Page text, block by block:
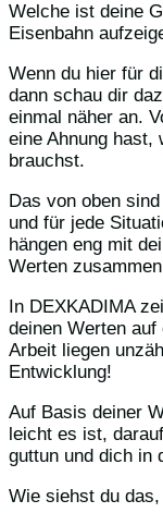
Welche ist deine
Eisenbahn
Wenn du hier für
dann schau dir
einmal näher an.
eine Ahnung hast,
brauchst.
Das von oben
und für jede
hängen eng mit
Werten
In DEXKADIMA
deinen Werten
Arbeit liegen
Entwicklung!
Auf Basis deiner
leicht es ist,
guttun und dich in
Wie siehst du